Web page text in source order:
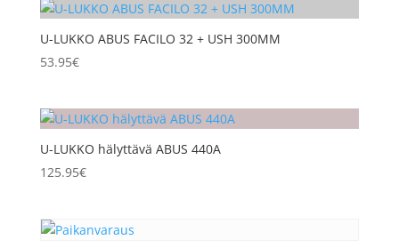
U-LUKKO ABUS FACILO 32 + USH 300MM
53.95€
U-LUKKO hälyttävä ABUS 440A
125.95€